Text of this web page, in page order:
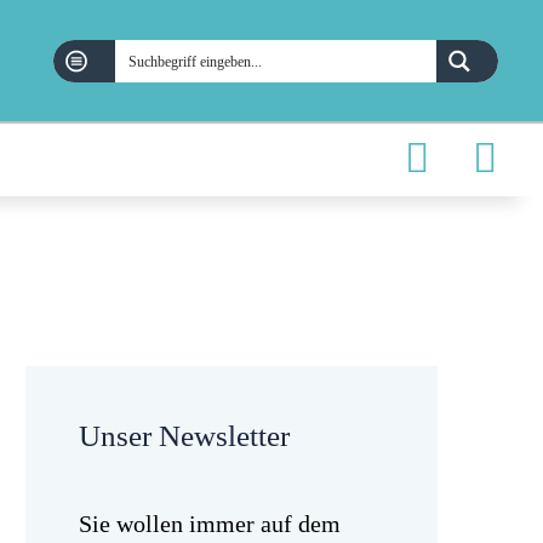
Unser Newsletter
Sie wollen immer auf dem